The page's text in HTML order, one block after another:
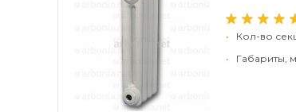
•
Кол-во
•
Габариты,